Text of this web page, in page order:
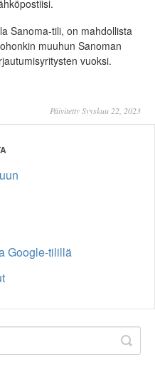
Sanoma-tili, on mahdollista
muuhun Sanoman
vuoksi.
Päivitetty Syyskuu 22, 2023
Google-tilillä